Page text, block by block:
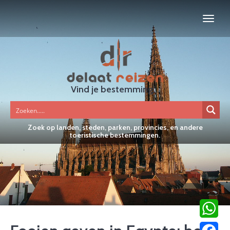
Vind je bestemming...
Zoek op landen, steden, parken, provincies, en andere
toeristische bestemmingen.